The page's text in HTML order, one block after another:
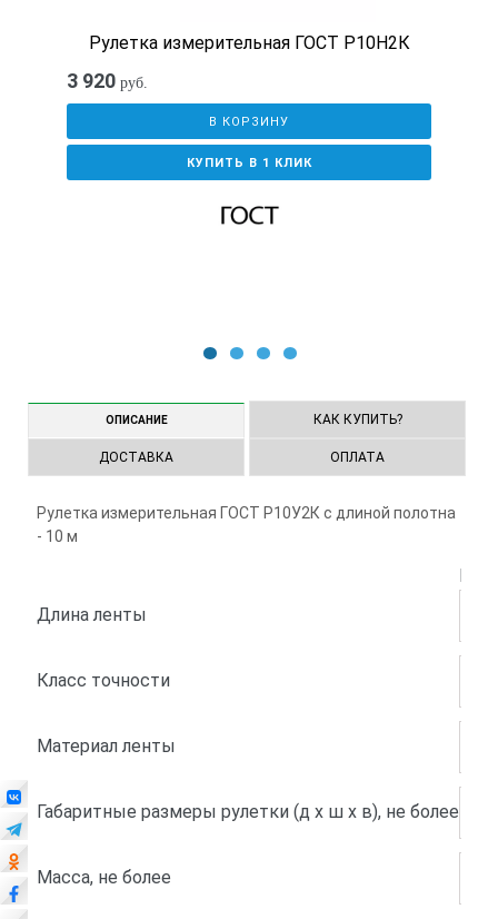
Рулетка измерительная ГОСТ Р10Н2К
3 920 руб.
В КОРЗИНУ
КУПИТЬ В 1 КЛИК
ОПИСАНИЕ КАК КУПИТЬ?
ДОСТАВКА ОПЛАТА
Рулетка измерительная ГОСТ Р10У2К с длиной полотна
- 10 м
Длина ленты
Класс точности
Материал ленты
Габаритные размеры рулетки (д x ш x в), не более
Масса, не более